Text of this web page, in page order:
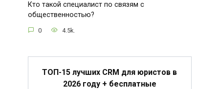
Кто такой специалист по связям с
общественностью?
0 4.5k.
ТОП-15 лучших CRM для юристов в
2026 году + бесплатные